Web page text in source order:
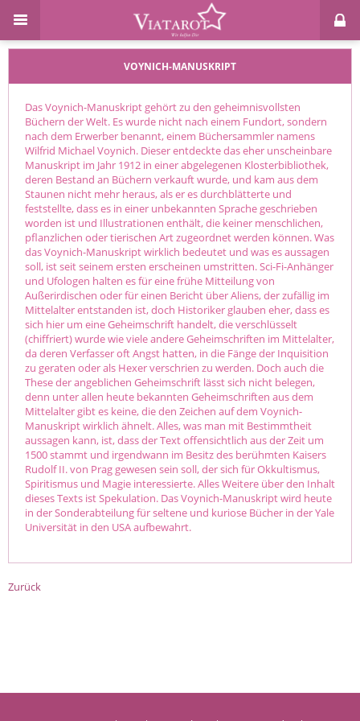
VOYNICH-MANUSKRIPT
Das Voynich-Manuskript gehört zu den geheimnisvollsten
Büchern der Welt. Es wurde nicht nach einem Fundort, sondern
nach dem Erwerber benannt, einem Büchersammler namens
Wilfrid Michael Voynich. Dieser entdeckte das eher unscheinbare
Manuskript im Jahr 1912 in einer abgelegenen Klosterbibliothek,
deren Bestand an Büchern verkauft wurde, und kam aus dem
Staunen nicht mehr heraus, als er es durchblätterte und
feststellte, dass es in einer unbekannten Sprache geschrieben
worden ist und Illustrationen enthält, die keiner menschlichen,
pflanzlichen oder tierischen Art zugeordnet werden können. Was
das Voynich-Manuskript wirklich bedeutet und was es aussagen
soll, ist seit seinem ersten erscheinen umstritten. Sci-Fi-Anhänger
und Ufologen halten es für eine frühe Mitteilung von
Außerirdischen oder für einen Bericht über Aliens, der zufällig im
Mittelalter entstanden ist, doch Historiker glauben eher, dass es
sich hier um eine Geheimschrift handelt, die verschlüsselt
(chiffriert) wurde wie viele andere Geheimschriften im Mittelalter,
da deren Verfasser oft Angst hatten, in die Fänge der Inquisition
zu geraten oder als Hexer verschrien zu werden. Doch auch die
These der angeblichen Geheimschrift lässt sich nicht belegen,
denn unter allen heute bekannten Geheimschriften aus dem
Mittelalter gibt es keine, die den Zeichen auf dem Voynich-
Manuskript wirklich ähnelt. Alles, was man mit Bestimmtheit
aussagen kann, ist, dass der Text offensichtlich aus der Zeit um
1500 stammt und irgendwann im Besitz des berühmten Kaisers
Rudolf II. von Prag gewesen sein soll, der sich für Okkultismus,
Spiritismus und Magie interessierte. Alles Weitere über den Inhalt
dieses Texts ist Spekulation. Das Voynich-Manuskript wird heute
in der Sonderabteilung für seltene und kuriose Bücher in der Yale
Universität in den USA aufbewahrt.
Zurück